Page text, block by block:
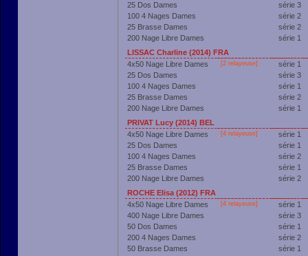
25 Dos Dames
série 3
100 4 Nages Dames
série 2
25 Brasse Dames
série 2
200 Nage Libre Dames
série 1
LISSAC Charline (2014) FRA
4x50 Nage Libre Dames
[2 relayeuse]
série 1
25 Dos Dames
série 3
100 4 Nages Dames
série 1
25 Brasse Dames
série 2
200 Nage Libre Dames
série 1
PRIVAT Lucy (2014) BEL
4x50 Nage Libre Dames
[4 relayeuse]
série 1
25 Dos Dames
série 1
100 4 Nages Dames
série 2
25 Brasse Dames
série 1
200 Nage Libre Dames
série 2
ROCHE Elisa (2012) FRA
4x50 Nage Libre Dames
[4 relayeuse]
série 1
400 Nage Libre Dames
série 3
50 Dos Dames
série 1
200 4 Nages Dames
série 2
50 Brasse Dames
série 1